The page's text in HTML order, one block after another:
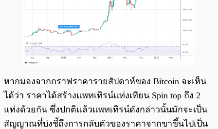
หากมองจากกราฟราคารายสัปดาห์ของ Bitcoin จะเห็น
ได้ว่า ราคาได้สร้างแพทเทิรน์แท่งเทียน Spin top ถึง 2
แท่งด้วยกัน ซึ่งปกติแล้วแพทเทิรน์ดังกล่าวนั้นมักจะเป็น
สัญญาณที่บ่งชี้ถึงการกลับตัวของราคาจากขาขึ้นไปเป็น